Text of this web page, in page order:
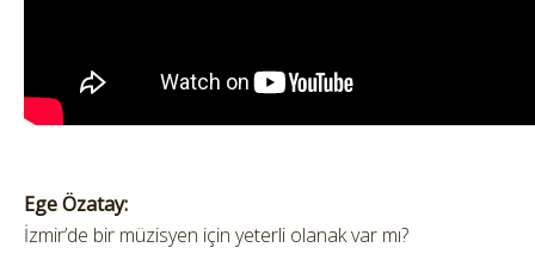
Ege Özatay:
İzmir’de bir müzisyen için yeterli olanak var mı?